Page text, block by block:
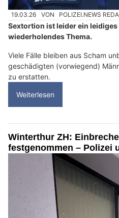
19.03.26 VON POLIZEI.NEWS
Sextortion ist leider ein
wiederholendes Thema.
Viele Fälle bleiben aus Scham
geschädigten (vorwiegend)
zu erstatten.
Weiterlesen
Winterthur ZH:
festgenommen – Polizei